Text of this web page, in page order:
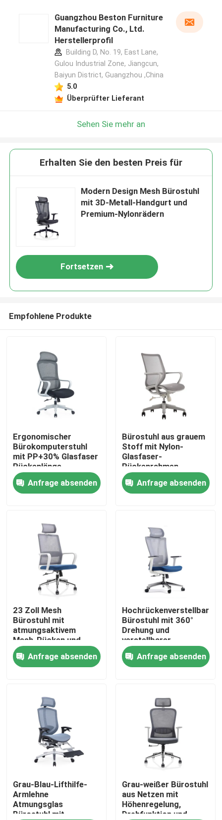
Produkte
Über uns
Werksbesichtigung
Qualitätskontrolle
Nachrichten
Blog
Büroarbeitsplätze
Guangzhou Beston Furniture
Manufacturing Co., Ltd.
Herstellerprofil
Building D, No. 19, East Lane,
Gulou Industrial Zone, Jiangcun,
Baiyun District, Guangzhou ,China
5.0
Überprüfter Lieferant
Sehen Sie mehr an
Erhalten Sie den besten Preis für
Modern Design Mesh Bürostuhl
mit 3D-Metall-Handgurt und
Premium-Nylonrädern
Fortsetzen
Empfohlene Produkte
Ergonomischer
Bürokomputerstuhl
mit PP+30% Glasfaser
Rückenlänge
einstellbar und
Nylonrad
Anfrage absenden
Bürostuhl aus grauem
Stoff mit Nylon-
Glasfaser-
Rückenrahmen,
Schaumkissen und
schwarzen PU-Rädern
Anfrage absenden
23 Zoll Mesh
Bürostuhl mit
atmungsaktivem
Mesh-Rücken und
festen Armlehnen
drehbarer Dreh-Task-
Sessel
Anfrage absenden
Hochrückenverstellbarer
Bürostuhl mit 360°
Drehung und
verstellbarer
Kopfstütze
Anfrage absenden
Grau-Blau-Lifthilfe-
Armlehne
Atmungsglas
Bürostuhl mit
Grau-weißer Bürostuhl
aus Netzen mit
Höhenregelung,
Drehfunktion und